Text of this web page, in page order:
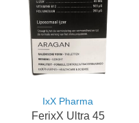
IxX Pharma
FerixX Ultra 45